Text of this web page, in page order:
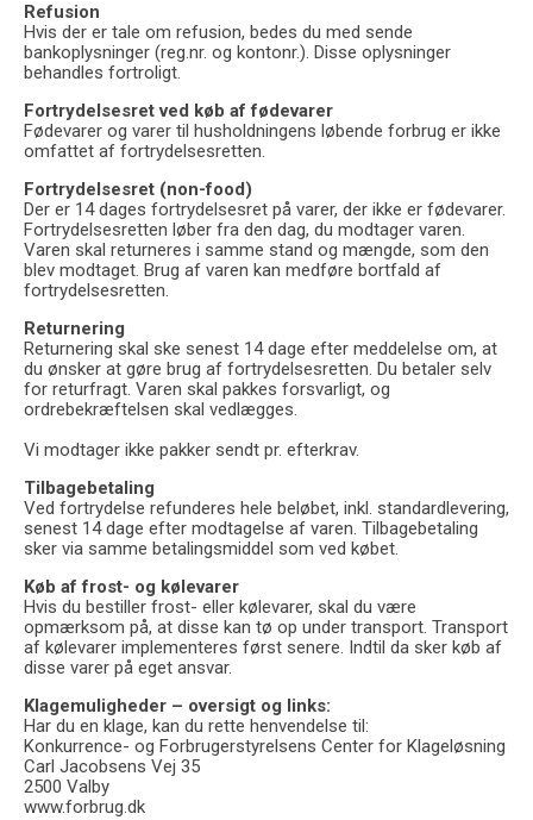
Refusion
Hvis der er tale om refusion, bedes du med sende
bankoplysninger (reg.nr. og kontonr.). Disse oplysninger
behandles fortroligt.
Fortrydelsesret ved køb af fødevarer
Fødevarer og varer til husholdningens løbende forbrug er ikke
omfattet af fortrydelsesretten.
Fortrydelsesret (non-food)
Der er 14 dages fortrydelsesret på varer, der ikke er fødevarer.
Fortrydelsesretten løber fra den dag, du modtager varen.
Varen skal returneres i samme stand og mængde, som den
blev modtaget. Brug af varen kan medføre bortfald af
fortrydelsesretten.
Returnering
Returnering skal ske senest 14 dage efter meddelelse om, at
du ønsker at gøre brug af fortrydelsesretten. Du betaler selv
for returfragt. Varen skal pakkes forsvarligt, og
ordrebekræftelsen skal vedlægges.
Vi modtager ikke pakker sendt pr. efterkrav.
Tilbagebetaling
Ved fortrydelse refunderes hele beløbet, inkl. standardlevering,
senest 14 dage efter modtagelse af varen. Tilbagebetaling
sker via samme betalingsmiddel som ved købet.
Køb af frost- og kølevarer
Hvis du bestiller frost- eller kølevarer, skal du være
opmærksom på, at disse kan tø op under transport. Transport
af kølevarer implementeres først senere. Indtil da sker køb af
disse varer på eget ansvar.
Klagemuligheder – oversigt og links:
Har du en klage, kan du rette henvendelse til:
Konkurrence- og Forbrugerstyrelsens Center for Klageløsning
Carl Jacobsens Vej 35
2500 Valby
www.forbrug.dk